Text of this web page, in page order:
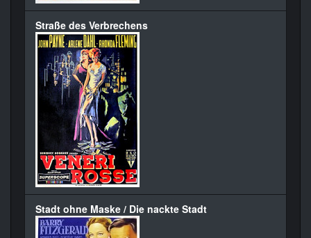
Straße des Verbrechens
Stadt ohne Maske / Die nackte Stadt